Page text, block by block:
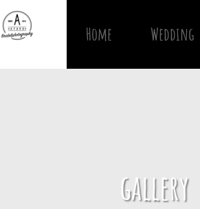
Home Wedding
gallery